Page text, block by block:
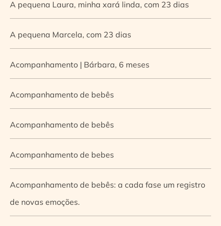
A pequena Laura, minha xará linda, com 23 dias
A pequena Marcela, com 23 dias
Acompanhamento | Bárbara, 6 meses
Acompanhamento de bebês
Acompanhamento de bebês
Acompanhamento de bebes
Acompanhamento de bebês: a cada fase um registro
de novas emoções.